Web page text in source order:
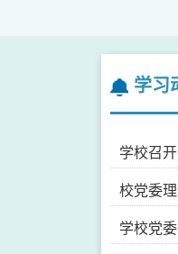
学习
学校召
校党委
学校党